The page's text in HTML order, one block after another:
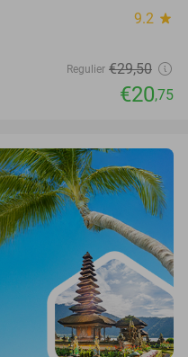
9.2 star
Regulier €29,50
€20,75